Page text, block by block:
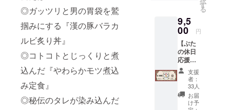
◎ガッツリと男の胃袋を鷲
掴みにする『漢の豚バラカ
ルビ炙り丼』
◎コトコトとじっくりと煮
込んだ『やわらかモツ煮込
み定食』
◎秘伝のタレが染み込んだ
は、地元住
民の方達に
訪れていた
だきたいと
考えていま
す。
昼にはお肉
専用宿
泊券（1
泊分）
・車中
泊OK！
寝る場
所だけ
あれ
ば、手
ぶらで
も気軽
なたの
お名前
（また
はニッ
クネー
ム）と
ひとこ
とメッ
セージ
を掲載
させて
限定価
【6,000
円】！
（1,700
円お
得！）
「春に
は桜の
下で犬
と過ご
す、特
別な休
す
る
9,5
00 円
【ぶた
の休日
応援お
食事券
10,000
円分
（1,000
円×10
支援
者：
33人
お届
け予